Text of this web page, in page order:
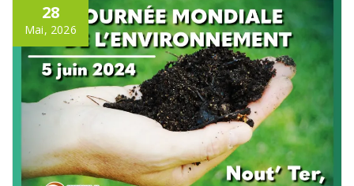
28
Mai, 2026